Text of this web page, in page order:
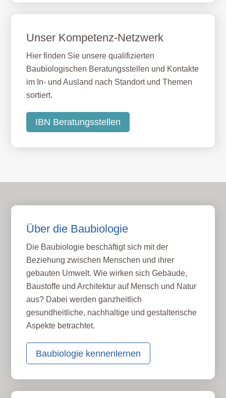
Unser Kompetenz-Netzwerk
Hier finden Sie unsere qualifizierten
Baubiologischen Beratungsstellen und Kontakte
im In- und Ausland nach Standort und Themen
sortiert.
IBN Beratungsstellen
Über die Baubiologie
Die Baubiologie beschäftigt sich mit der
Beziehung zwischen Menschen und ihrer
gebauten Umwelt. Wie wirken sich Gebäude,
Baustoffe und Architektur auf Mensch und Natur
aus? Dabei werden ganzheitlich
gesundheitliche, nachhaltige und gestalterische
Aspekte betrachtet.
Baubiologie kennenlernen